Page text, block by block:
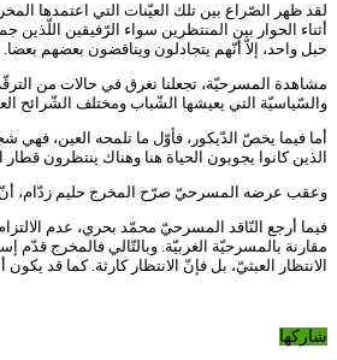
لقد ظهر الصّراع بين تلك العيّنات التي اعتمدها
أثناء الحوار بين المنتظرين سواء الرّفيقين
حبل واحد، إلاّ أنّهم يتجادلون ويناقضون بعضهم بعضا.
مشاهدة المسرحيّة، تجعلنا نغرق في حالات من
والسّياسيّة التي يعيشها الشّباب ومختلف الشّرائح
أما فيما يخصّ الدّيكور، فأوّل ما تلمحه العين، فهي
الذين كانوا يجوبون الحياة هنا وهناك ينتظرون
وعقب عرضه المسرحيّ صرّح المخرج حليم زدّام، أنّ ما
فيما أرجع النّاقد المسرحيّ محمّد بحري، عدم
مقارنة بالمسرحيّة الغربيّة. وبالتّالي فالمخرج
الانتظار العبثيّ، بل فإنّ الانتظار كارثة. كما قد
شاركها